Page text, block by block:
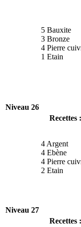
5 Bauxite
3 Bronze
4 Pierre
1 Etain
Niveau 26
Recettes :
4 Argent
4 Ebène
4 Pierre
2 Etain
Niveau 27
Recettes :